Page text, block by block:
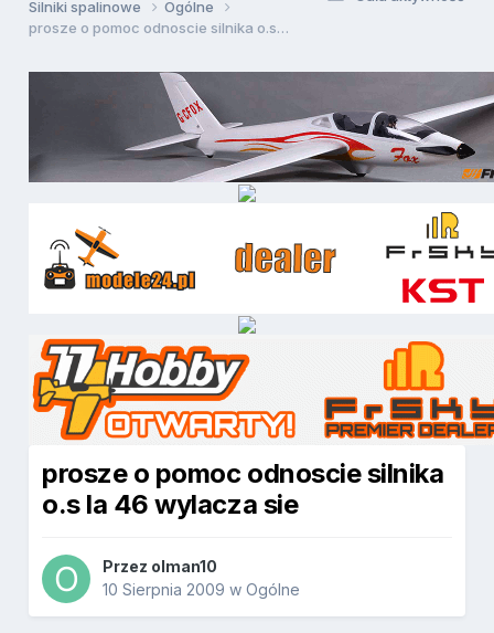
Silniki spalinowe
Ogólne
prosze o pomoc odnoscie silnika o.s la 46 wylacza sie
prosze o pomoc odnoscie silnika
o.s la 46 wylacza sie
Przez olman10
10 Sierpnia 2009 wOgólne